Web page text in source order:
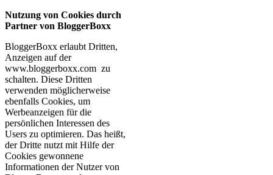
Nutzung von Cookies durch
Partner von BloggerBoxx
BloggerBoxx erlaubt Dritten,
Anzeigen auf der
www.bloggerboxx.com zu
schalten. Diese Dritten
verwenden möglicherweise
ebenfalls Cookies, um
Werbeanzeigen für die
persönlichen Interessen des
Users zu optimieren. Das heißt,
der Dritte nutzt mit Hilfe der
Cookies gewonnene
Informationen der Nutzer von